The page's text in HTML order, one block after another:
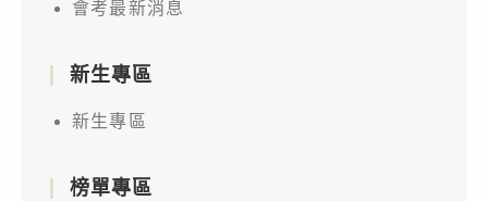
會考最新消息
新生專區
新生專區
榜單專區